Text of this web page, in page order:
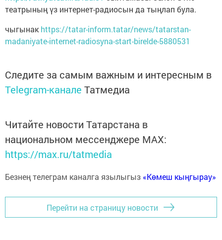
театрының үз интернет-радиосын да тыңлап була.
чыгынак https://tatar-inform.tatar/news/tatarstan-
madaniyate-internet-radiosyna-start-birelde-5880531
Следите за самым важным и интересным в
Telegram-канале Татмедиа
Читайте новости Татарстана в
национальном мессенджере MАХ:
https://max.ru/tatmedia
Безнең телеграм каналга язылыгыз «Көмеш кыңгырау»
Перейти на страницу новости